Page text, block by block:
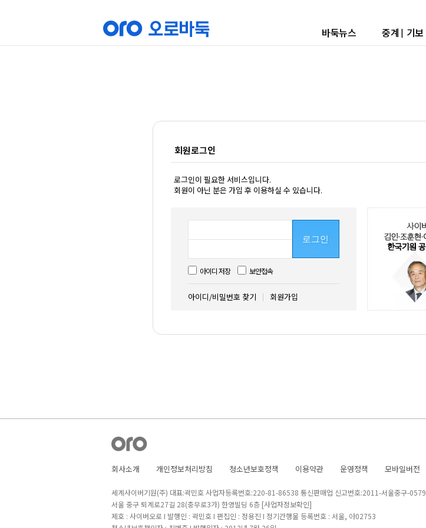
바둑뉴스 중계 | 기보
회원로그인
로그인이 필요한 서비스입니다.
회원이 아닌 분은 가입 후 이용하실 수 있습니다.
로그인
아이디 저장 보안접속
아이디/비밀번호 찾기 회원가입
회사소개 개인정보처리방침 청소년보호정책 이용약관 운영정책 모바일버전
세계사이버기원(주) 대표:곽민호 사업자등록번호:220-81-86538 통신판매업 신고번호:2011-서울중구-0579
서울 중구 퇴계로27길 28(충무로3가) 한영빌딩 6층 [사업자정보확인]
제호 : 사이버오로 I 발행인 : 곽민호 I 편집인 : 정용진 I 정기간행물 등록번호 : 서울, 아02753